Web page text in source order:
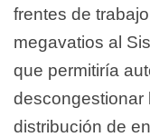
frentes de
megavatios al
que permitiría
descongestionar
distribución de